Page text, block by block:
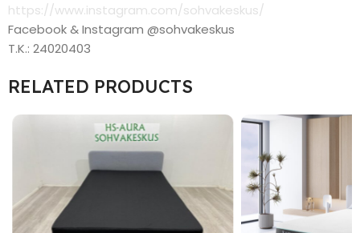
https://www.instagram.com/sohvakeskus/
Facebook & Instagram @sohvakeskus
T.K.: 24020403
RELATED PRODUCTS